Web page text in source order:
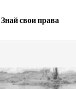
Знай свои права